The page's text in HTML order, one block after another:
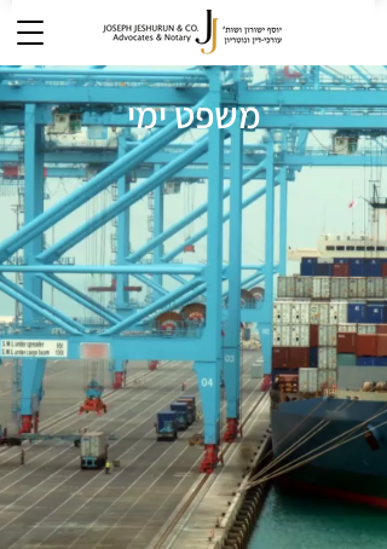
משפט ימי